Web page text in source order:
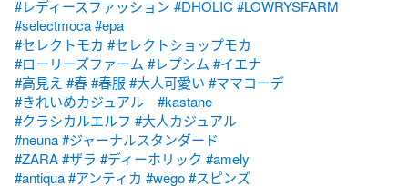
#レディースファッション #DHOLIC #LOWRYSFARM
#selectmoca#epa
#セレクトモカ #セレクトショップモカ
#ローリーズファーム #レプシム #イエナ
#高見え #春#春服 #大人可愛い #ママコーデ
#きれいめカジュアル
#kastane
#クラシカルエルフ #大人カジュアル
#neuna#ジャーナルスタンダード
#ZARA#ザラ #ディーホリック #amely
#antiqua#アンティカ #wego#スピンズ